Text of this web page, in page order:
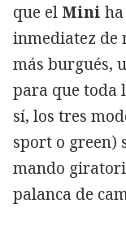
que el Mini
inmediatez de
más burgués,
para que toda
sí, los tres
sport o green)
mando
palanca de